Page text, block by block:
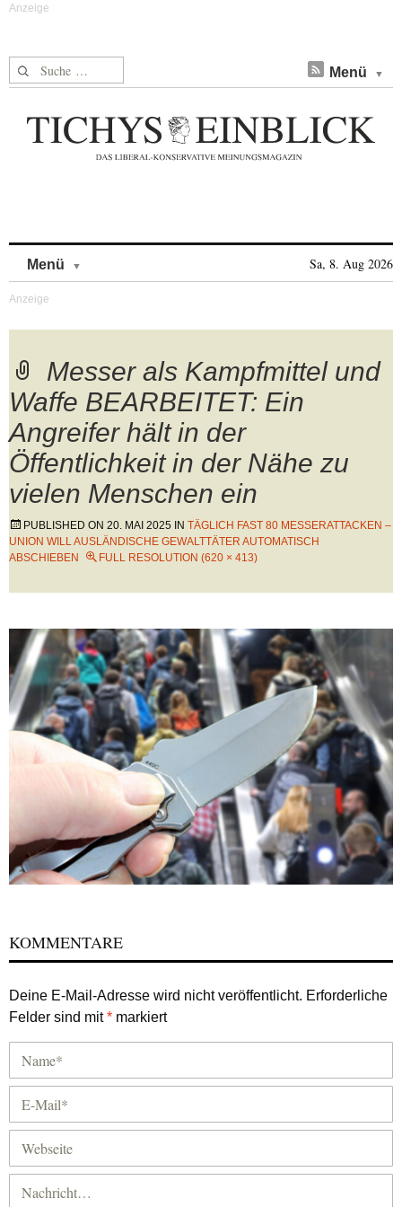
Suche nach: Menü
Menü Sa, 8. Aug 2026
Messer als Kampfmittel und
Waffe BEARBEITET: Ein
Angreifer hält in der
Öffentlichkeit in der Nähe zu
vielen Menschen ein
PUBLISHED ON 20. MAI 2025 IN TÄGLICH FAST 80 MESSERATTACKEN –
UNION WILL AUSLÄNDISCHE GEWALTTÄTER AUTOMATISCH
ABSCHIEBEN
FULL RESOLUTION (620 × 413)
KOMMENTARE
Deine E-Mail-Adresse wird nicht veröffentlicht. Erforderliche
Felder sind mit* markiert